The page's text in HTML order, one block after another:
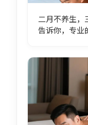
二月不养生，
告诉你，专业